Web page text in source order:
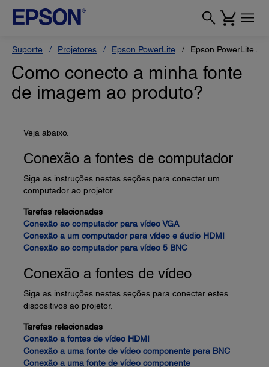
Suporte Projetores Epson PowerLite Epson PowerLite
Como conecto a minha fonte
de imagem ao produto?
Veja abaixo.
Conexão a fontes de computador
Siga as instruções nestas seções para conectar um
computador ao projetor.
Tarefas relacionadas
Conexão ao computador para vídeo VGA
Conexão a um computador para vídeo e áudio HDMI
Conexão ao computador para vídeo 5 BNC
Conexão a fontes de vídeo
Siga as instruções nestas seções para conectar estes
dispositivos ao projetor.
Tarefas relacionadas
Conexão a fontes de vídeo HDMI
Conexão a uma fonte de vídeo componente para BNC
Conexão a uma fonte de vídeo componente